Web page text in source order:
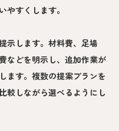
やすくします。
示します。材料費、足場
などを明示し、追加作業が
ます。複数の提案プランを
較しながら選べるようにし